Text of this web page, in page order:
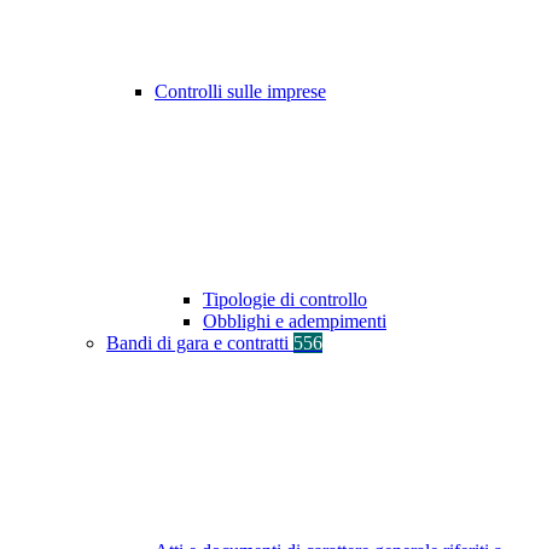
Controlli sulle imprese
Tipologie di controllo
Obblighi e adempimenti
Bandi di gara e contratti 556